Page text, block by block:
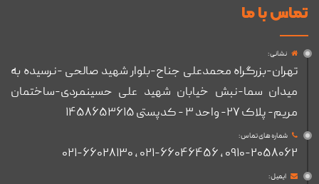
تماس با ما
نشانی :
تهران-بزرگراه محمدعلی جناح-بلوار شهید صالحی -نرسیده به
میدان سما-نبش خیابان شهید علی حسینمردی-ساختمان
مریم- پلاک ۲۷- واحد ۳ - کدپستی ۱۴۵۸۶۵۳۶۱۵
شماره های تماس :
۰۹۱۰-۲۰۵۸۰۶۲ , ۰۲۱-۶۶۰۴۶۴۵۶ , ۰۲۱-۶۶۰۲۸۱۳۰
ایمیل :